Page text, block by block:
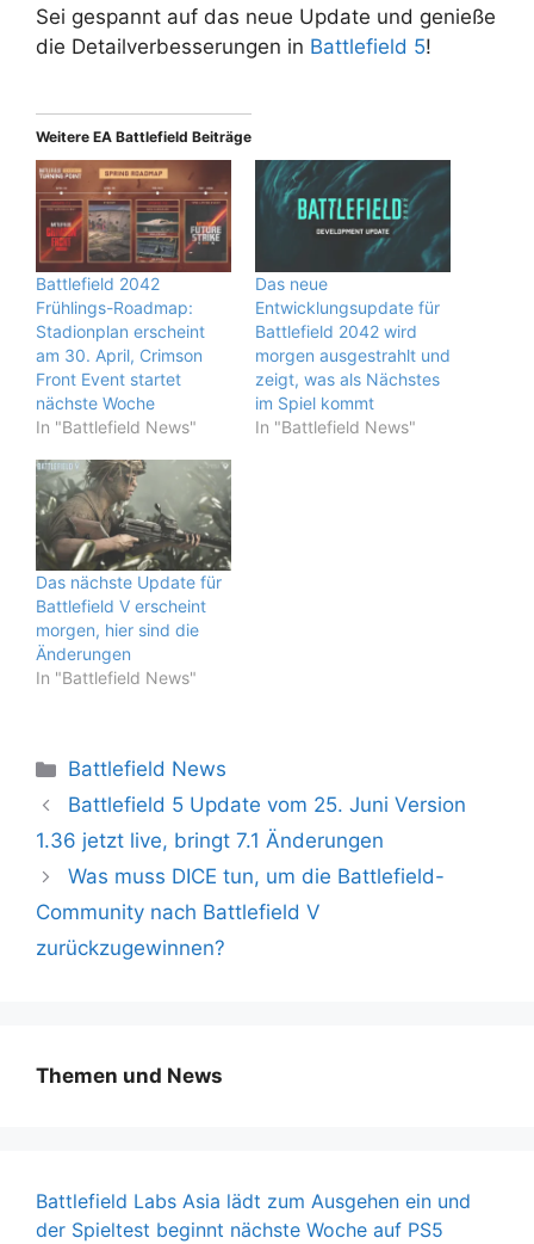
Sei gespannt auf das neue Update und genieße
die Detailverbesserungen in Battlefield 5!
Weitere EA Battlefield Beiträge
Battlefield 2042
Frühlings-Roadmap:
Stadionplan erscheint
am 30. April, Crimson
Front Event startet
nächste Woche
In "Battlefield News"
Das neue
Entwicklungsupdate für
Battlefield 2042 wird
morgen ausgestrahlt und
zeigt, was als Nächstes
im Spiel kommt
In "Battlefield News"
Das nächste Update für
Battlefield V erscheint
morgen, hier sind die
Änderungen
In "Battlefield News"
Kategorien
Battlefield News
Battlefield 5 Update vom 25. Juni Version
1.36 jetzt live, bringt 7.1 Änderungen
Was muss DICE tun, um die Battlefield-
Community nach Battlefield V
zurückzugewinnen?
Themen und News
Battlefield Labs Asia lädt zum Ausgehen ein und
der Spieltest beginnt nächste Woche auf PS5